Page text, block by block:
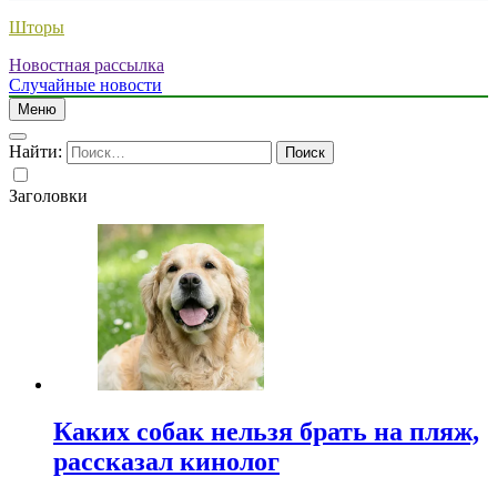
Шторы
Новостная рассылка
Случайные новости
Меню
Найти:
Заголовки
Каких собак нельзя брать на пляж,
рассказал кинолог